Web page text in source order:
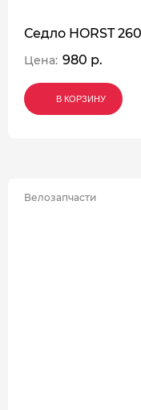
Седло HORST
Цена: 980 р.
В КОРЗИНУ
В КОРЗИНУ
В КОРЗИНУ
Велозапчасти